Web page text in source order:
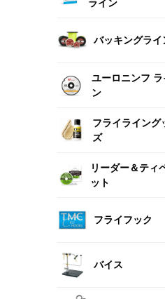
ライン
バッキングライ
ユーロニンフ ラ
ン
フライライング
ズ
リーダー＆ティ
ット
フライフック
バイス